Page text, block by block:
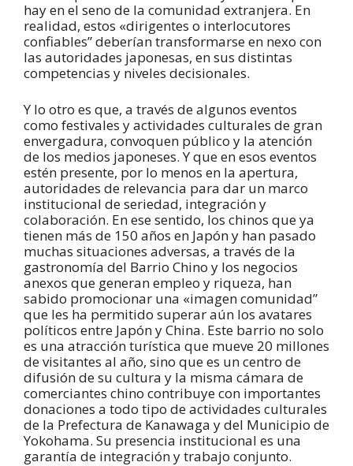
hay en el seno de la comunidad extranjera. En
realidad, estos «dirigentes o interlocutores
confiables” deberían transformarse en nexo con
las autoridades japonesas, en sus distintas
competencias y niveles decisionales.
Y lo otro es que, a través de algunos eventos
como festivales y actividades culturales de gran
envergadura, convoquen público y la atención
de los medios japoneses. Y que en esos eventos
estén presente, por lo menos en la apertura,
autoridades de relevancia para dar un marco
institucional de seriedad, integración y
colaboración. En ese sentido, los chinos que ya
tienen más de 150 años en Japón y han pasado
muchas situaciones adversas, a través de la
gastronomía del Barrio Chino y los negocios
anexos que generan empleo y riqueza, han
sabido promocionar una «imagen comunidad”
que les ha permitido superar aún los avatares
políticos entre Japón y China. Este barrio no solo
es una atracción turística que mueve 20 millones
de visitantes al año, sino que es un centro de
difusión de su cultura y la misma cámara de
comerciantes chino contribuye con importantes
donaciones a todo tipo de actividades culturales
de la Prefectura de Kanawaga y del Municipio de
Yokohama. Su presencia institucional es una
garantía de integración y trabajo conjunto.